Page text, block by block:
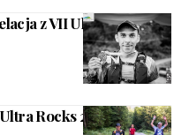
z VII Ultramaratonu
Rocks 2021